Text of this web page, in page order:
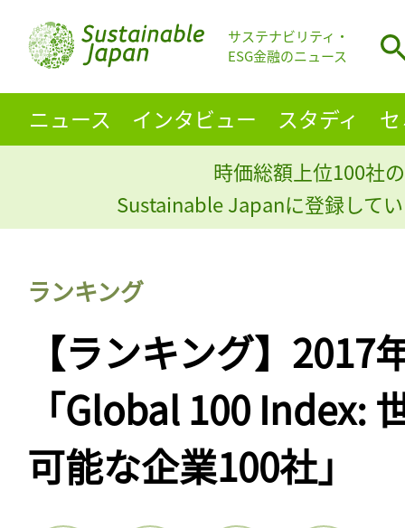
サステナビリティ・
ESG金融のニュース
ニュース インタビュー スタディ
時価総額上位100社
Sustainable Japanに登録して
ランキング
【ランキング】2017
「Global 100 Index:
可能な企業100社」